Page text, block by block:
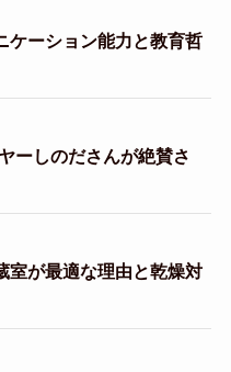
ケーション能力と教育哲
ーしのださんが絶賛さ
室が最適な理由と乾燥対